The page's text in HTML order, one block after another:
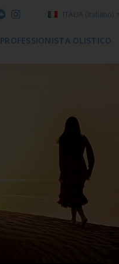
ITALIA (italiano)
PROFESSIONISTA OLISTICO